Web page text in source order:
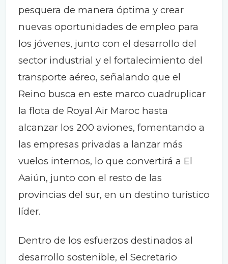
pesquera de manera óptima y crear
nuevas oportunidades de empleo para
los jóvenes, junto con el desarrollo del
sector industrial y el fortalecimiento del
transporte aéreo, señalando que el
Reino busca en este marco cuadruplicar
la flota de Royal Air Maroc hasta
alcanzar los 200 aviones, fomentando a
las empresas privadas a lanzar más
vuelos internos, lo que convertirá a El
Aaiún, junto con el resto de las
provincias del sur, en un destino turístico
líder.
Dentro de los esfuerzos destinados al
desarrollo sostenible, el Secretario